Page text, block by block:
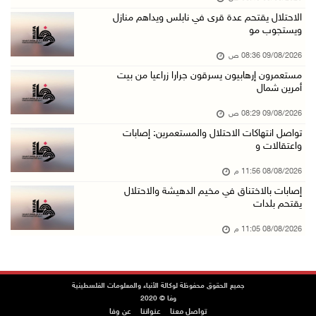
إصابة 6 مواطنين خلال هجوم لمستعمرين إرهابيين ...
الاحتلال يقتحم قرية المغير شمال شرق رام الله
08/آب/2026 09:32 م
مستعمرون يهاجمون مسجدا في بلدة إذنا غرب الخلي ...
08/آب/2026 08:27 م
إصابات بالاختناق خلال مواجهات مع الاحتلال في ...
الاحتلال ينصب حواجز طيارة في محيط مخيم طولكرم ...
الاحتلال يقتحم عدة قرى في نابلس ويداهم منازل
ويستجوب مو
09/08/2026 08:36 ص
مستعمرون إرهابيون يسرقون جرارا زراعيا من بيت
أمرين شمال
09/08/2026 08:29 ص
تواصل انتهاكات الاحتلال والمستعمرين: إصابات
واعتقالات و
08/08/2026 11:56 م
إصابات بالاختناق في مخيم الدهيشة والاحتلال
يقتحم بلدات
08/08/2026 11:05 م
جميع الحقوق محفوظة لوكالة الأنباء والمعلومات الفلسطينية
وفا © 2020
تواصل معنا عنواننا عن وفا